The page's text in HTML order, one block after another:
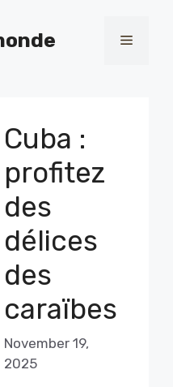
Menu
Cuba :
profitez
des
délices
des
caraïbes
November 19,
2025